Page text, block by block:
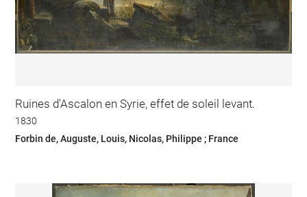
Ruines d'Ascalon en Syrie, effet de soleil levant.
1830
Forbin de, Auguste, Louis, Nicolas, Philippe ; France